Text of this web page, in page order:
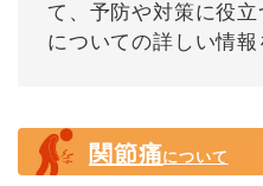
て、予防や対策に役
についての詳しい情報
関節痛について